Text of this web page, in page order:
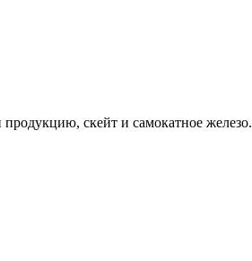
скейт и самокатное